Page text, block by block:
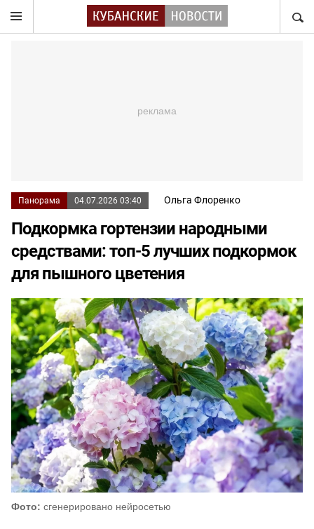
Панорама 04.07.2026 03:40 Ольга Флоренко
Подкормка гортензии народными
средствами: топ-5 лучших подкормок
для пышного цветения
Фото: сгенерировано нейросетью